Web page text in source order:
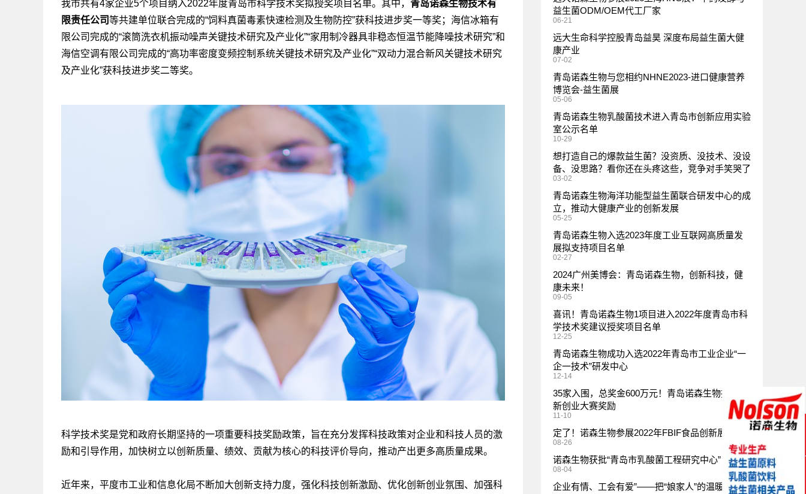
我市共有4家企业5个项目纳入2022年度青岛市科学技术奖拟授奖项目名单。其中， 青岛诺森生物技术有
限责任公司等共建单位联合完成的“饲料真菌毒素快速检测及生物防控”获科技进步奖一等奖；海信冰箱有
限公司完成的“滚筒洗衣机振动噪声关键技术研究及产业化”“家用制冷器具非稳态恒温节能降噪技术研究”和
海信空调有限公司完成的“高功率密度变频控制系统关键技术研究及产业化”“双动力混合新风关键技术研究
及产业化”获科技进步奖二等奖。
科学技术奖是党和政府长期坚持的一项重要科技奖励政策，旨在充分发挥科技政策对企业和科技人员的激
励和引导作用，加快树立以创新质量、绩效、贡献为核心的科技评价导向，推动产出更多高质量成果。
近年来，平度市工业和信息化局不断加大创新支持力度，强化科技创新激励、优化创新创业氛围、加强科
益生菌ODM/OEM代工厂家
06-21
远大生命科学控股青岛益昊 深度布局益生菌大健
康产业
07-02
青岛诺森生物与您相约NHNE2023-进口健康营养
博览会-益生菌展
05-06
青岛诺森生物乳酸菌技术进入青岛市创新应用实验
室公示名单
10-29
想打造自己的爆款益生菌？没资质、没技术、没设
备、没思路？看你还在头疼这些，竞争对手笑哭了
03-02
青岛诺森生物海洋功能型益生菌联合研发中心的成
立，推动大健康产业的创新发展
05-25
青岛诺森生物入选2023年度工业互联网高质量发
展拟支持项目名单
02-27
2024广州美博会：青岛诺森生物，创新科技，健
康未来！
09-05
喜讯！青岛诺森生物1项目进入2022年度青岛市科
学技术奖建议授奖项目名单
12-25
青岛诺森生物成功入选2022年青岛市工业企业“一
企一技术”研发中心
12-14
35家入围，总奖金600万元！青岛诺森生物拟获创
新创业大赛奖励
11-10
定了！诺森生物参展2022年FBIF食品创新展
08-26
诺森生物获批“青岛市乳酸菌工程研究中心”
08-04
企业有情、工会有爱”——把“娘家人”的温暖送到困
服务热线